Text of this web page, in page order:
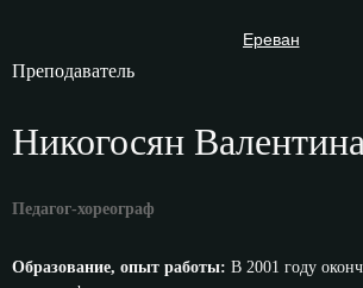
Ереван
Преподаватель
Никогосян Валентина
Педагог-хореограф
Образование, опыт работы: В 2001 году